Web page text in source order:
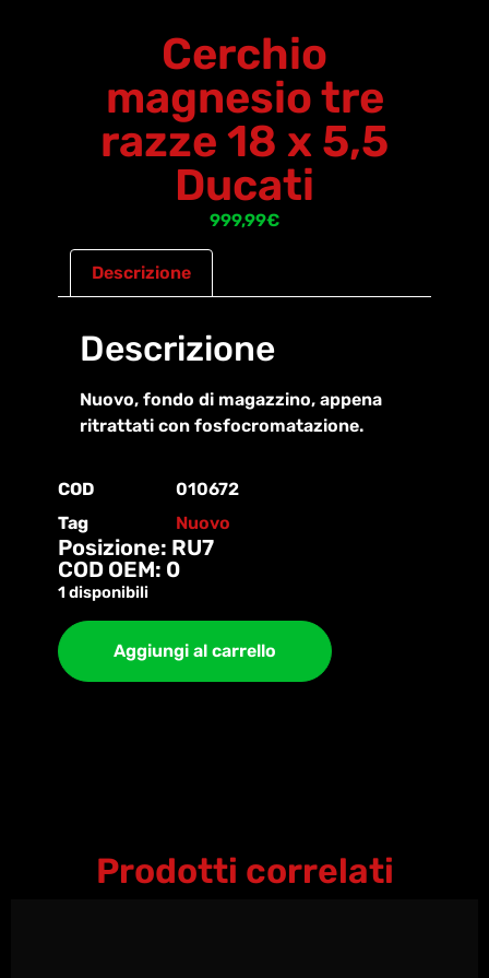
Cerchio
magnesio tre
razze 18 x 5,5
Ducati
999,99€
Descrizione
Descrizione
Nuovo, fondo di magazzino, appena
ritrattati con fosfocromatazione.
COD
010672
Tag
Nuovo
Posizione: RU7
COD OEM: 0
1 disponibili
Aggiungi al carrello
Prodotti correlati